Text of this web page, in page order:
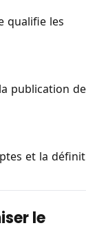
qualifie les
publication de
et la
le